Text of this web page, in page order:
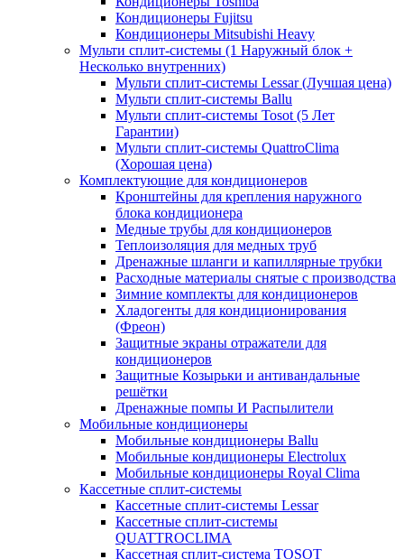
Кондиционеры Fujitsu
Кондиционеры Mitsubishi Heavy
Мульти сплит-системы (1 Наружный блок +
Несколько внутренних)
Мульти сплит-системы Lessar (Лучшая цена)
Мульти сплит-системы Ballu
Мульти сплит-системы Tosot (5 Лет
Гарантии)
Мульти сплит-системы QuattroClima
(Хорошая цена)
Комплектующие для кондиционеров
Кронштейны для крепления наружного
блока кондиционера
Медные трубы для кондиционеров
Теплоизоляция для медных труб
Дренажные шланги и капиллярные трубки
Расходные материалы снятые с производства
Зимние комплекты для кондиционеров
Хладогенты для кондиционирования
(Фреон)
Защитные экраны отражатели для
кондиционеров
Защитные Козырьки и антивандальные
решётки
Дренажные помпы И Распылители
Мобильные кондиционеры
Мобильные кондиционеры Ballu
Мобильные кондиционеры Electrolux
Мобильные кондиционеры Royal Clima
Кассетные сплит-системы
Кассетные сплит-системы Lessar
Кассетные сплит-системы
QUATTROCLIMA
Кассетная сплит-система TOSOT